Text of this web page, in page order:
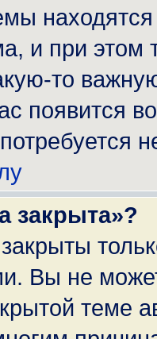
и при этом
то
появится
закрыта»?
Вы не
теме